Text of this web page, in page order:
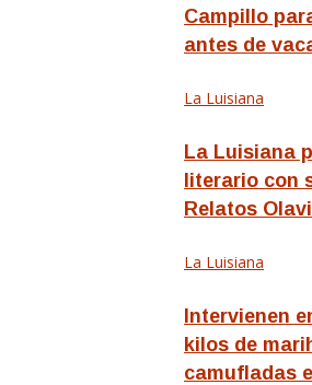
Campillo
antes de
La Luisiana
La Luisiana
literario con
Relatos
La Luisiana
Intervienen
kilos de
camufladas